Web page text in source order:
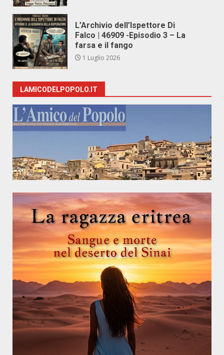
L’Archivio dell’Ispettore Di
Falco | 46909 -Episodio 3 – La
farsa e il fango
1 Luglio 2026
LAMICODELPOPOLO.IT